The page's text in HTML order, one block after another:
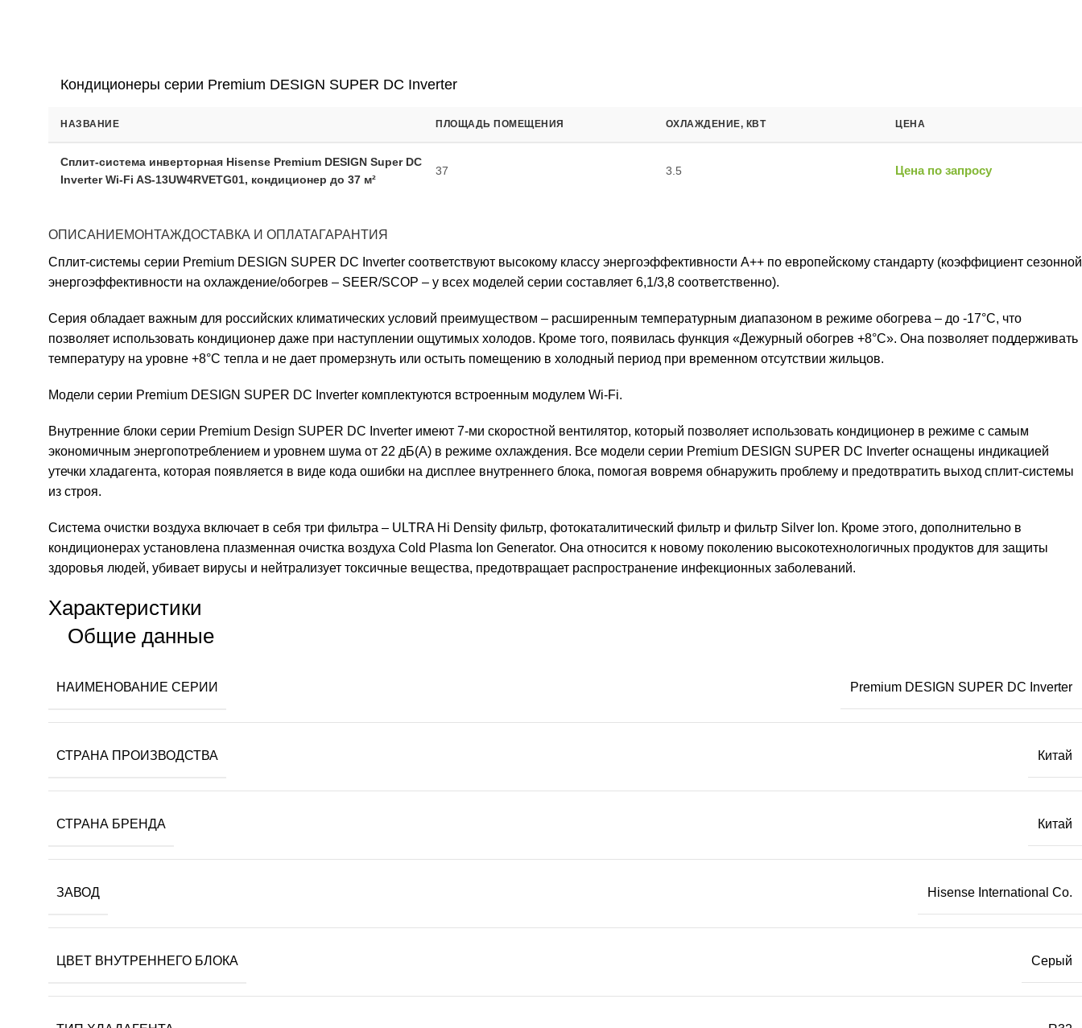
Кондиционеры серии Premium DESIGN SUPER DC Inverter
НАЗВАНИЕ ПЛОЩАДЬ ПОМЕЩЕНИЯ ОХЛАЖДЕНИЕ, КВТ ЦЕНА
Сплит-система инверторная Hisense Premium DESIGN Super DC
Inverter Wi-Fi AS-13UW4RVETG01, кондиционер до 37 м²
37 3.5 Цена по запросу
ОПИСАНИЕМОНТАЖДОСТАВКА И ОПЛАТАГАРАНТИЯ
Сплит-системы серии Premium DESIGN SUPER DC Inverter соответствуют высокому классу энергоэффективности A++ по европейскому стандарту (коэффициент сезонной
энергоэффективности на охлаждение/обогрев – SEER/SCOP – у всех моделей серии составляет 6,1/3,8 соответственно).
Серия обладает важным для российских климатических условий преимуществом – расширенным температурным диапазоном в режиме обогрева – до -17°С, что
позволяет использовать кондиционер даже при наступлении ощутимых холодов. Кроме того, появилась функция «Дежурный обогрев +8°С». Она позволяет поддерживать
температуру на уровне +8°С тепла и не дает промерзнуть или остыть помещению в холодный период при временном отсутствии жильцов.
Модели серии Premium DESIGN SUPER DC Inverter комплектуются встроенным модулем Wi-Fi.
Внутренние блоки серии Premium Design SUPER DC Inverter имеют 7-ми скоростной вентилятор, который позволяет использовать кондиционер в режиме с самым
экономичным энергопотреблением и уровнем шума от 22 дБ(A) в режиме охлаждения. Все модели серии Premium DESIGN SUPER DC Inverter оснащены индикацией
утечки хладагента, которая появляется в виде кода ошибки на дисплее внутреннего блока, помогая вовремя обнаружить проблему и предотвратить выход сплит-системы
из строя.
Система очистки воздуха включает в себя три фильтра – ULTRA Hi Density фильтр, фотокаталитический фильтр и фильтр Silver Ion. Кроме этого, дополнительно в
кондиционерах установлена плазменная очистка воздуха Cold Plasma Ion Generator. Она относится к новому поколению высокотехнологичных продуктов для защиты
здоровья людей, убивает вирусы и нейтрализует токсичные вещества, предотвращает распространение инфекционных заболеваний.
Характеристики
Общие данные
НАИМЕНОВАНИЕ СЕРИИ Premium DESIGN SUPER DC Inverter
СТРАНА ПРОИЗВОДСТВА Китай
СТРАНА БРЕНДА Китай
ЗАВОД Hisense International Co.
ЦВЕТ ВНУТРЕННЕГО БЛОКА Серый